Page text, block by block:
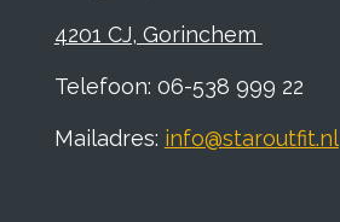
4201 CJ, Gorinchem
Telefoon: 06-538 999 22
Mailadres: info@staroutfit.nl